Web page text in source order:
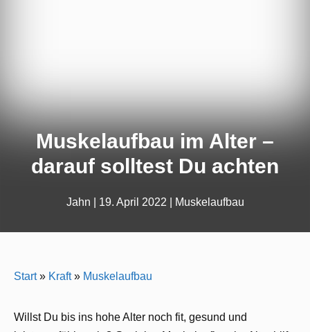
Muskelaufbau im Alter –
darauf solltest Du achten
Jahn 19. April 2022 Muskelaufbau
Start» Kraft» Muskelaufbau
Willst Du bis ins hohe Alter noch fit, gesund und